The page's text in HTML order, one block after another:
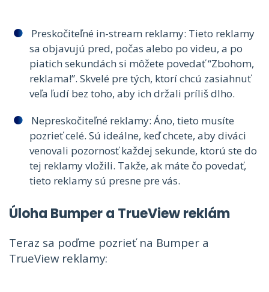
Preskočiteľné in-stream reklamy: Tieto reklamy
sa objavujú pred, počas alebo po videu, a po
piatich sekundách si môžete povedať “Zbohom,
reklama!”. Skvelé pre tých, ktorí chcú zasiahnuť
veľa ľudí bez toho, aby ich držali príliš dlho.
Nepreskočiteľné reklamy: Áno, tieto musíte
pozrieť celé. Sú ideálne, keď chcete, aby diváci
venovali pozornosť každej sekunde, ktorú ste do
tej reklamy vložili. Takže, ak máte čo povedať,
tieto reklamy sú presne pre vás.
Úloha Bumper a TrueView reklám
Teraz sa poďme pozrieť na Bumper a
TrueView reklamy: